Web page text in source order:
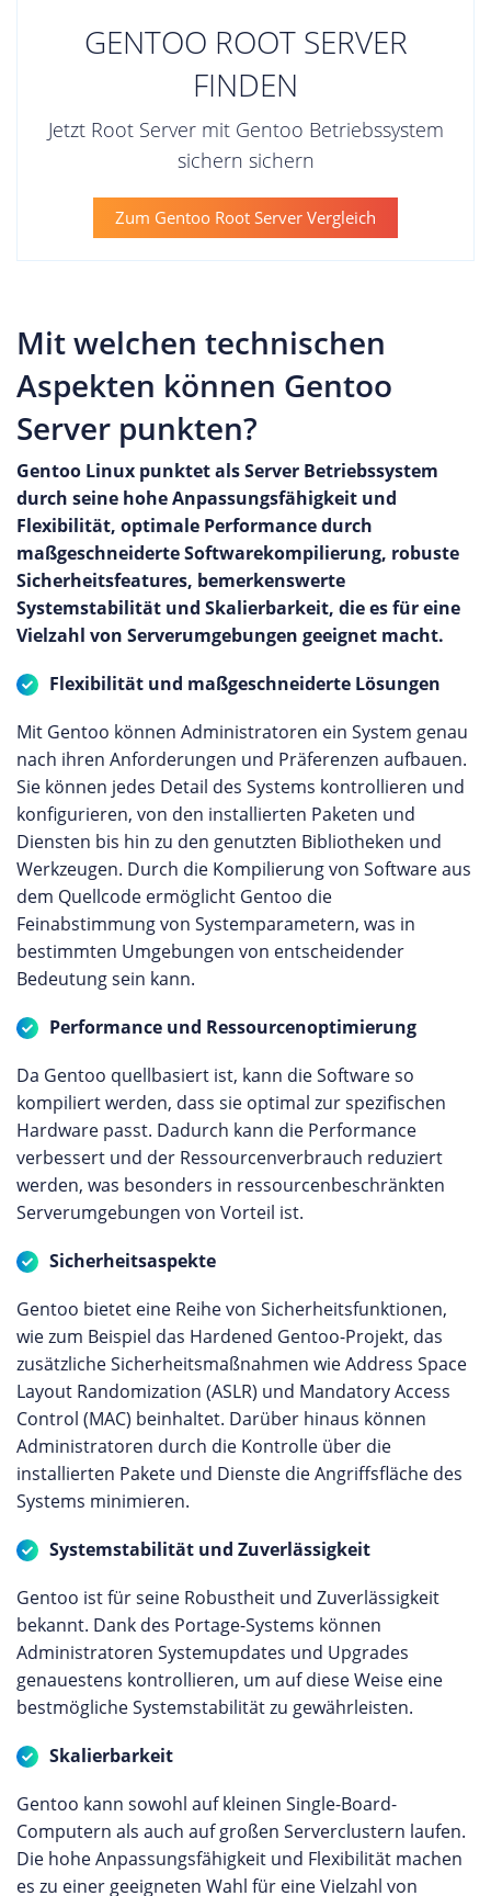
GENTOO ROOT SERVER
FINDEN
Jetzt Root Server mit Gentoo Betriebssystem
sichern sichern
Zum Gentoo Root Server Vergleich
Mit welchen technischen
Aspekten können Gentoo
Server punkten?
Gentoo Linux punktet als Server Betriebssystem
durch seine hohe Anpassungsfähigkeit und
Flexibilität, optimale Performance durch
maßgeschneiderte Softwarekompilierung, robuste
Sicherheitsfeatures, bemerkenswerte
Systemstabilität und Skalierbarkeit, die es für eine
Vielzahl von Serverumgebungen geeignet macht.
Flexibilität und maßgeschneiderte Lösungen
Mit Gentoo können Administratoren ein System genau
nach ihren Anforderungen und Präferenzen aufbauen.
Sie können jedes Detail des Systems kontrollieren und
konfigurieren, von den installierten Paketen und
Diensten bis hin zu den genutzten Bibliotheken und
Werkzeugen. Durch die Kompilierung von Software aus
dem Quellcode ermöglicht Gentoo die
Feinabstimmung von Systemparametern, was in
bestimmten Umgebungen von entscheidender
Bedeutung sein kann.
Performance und Ressourcenoptimierung
Da Gentoo quellbasiert ist, kann die Software so
kompiliert werden, dass sie optimal zur spezifischen
Hardware passt. Dadurch kann die Performance
verbessert und der Ressourcenverbrauch reduziert
werden, was besonders in ressourcenbeschränkten
Serverumgebungen von Vorteil ist.
Sicherheitsaspekte
Gentoo bietet eine Reihe von Sicherheitsfunktionen,
wie zum Beispiel das Hardened Gentoo-Projekt, das
zusätzliche Sicherheitsmaßnahmen wie Address Space
Layout Randomization (ASLR) und Mandatory Access
Control (MAC) beinhaltet. Darüber hinaus können
Administratoren durch die Kontrolle über die
installierten Pakete und Dienste die Angriffsfläche des
Systems minimieren.
Systemstabilität und Zuverlässigkeit
Gentoo ist für seine Robustheit und Zuverlässigkeit
bekannt. Dank des Portage-Systems können
Administratoren Systemupdates und Upgrades
genauestens kontrollieren, um auf diese Weise eine
bestmögliche Systemstabilität zu gewährleisten.
Skalierbarkeit
Gentoo kann sowohl auf kleinen Single-Board-
Computern als auch auf großen Serverclustern laufen.
Die hohe Anpassungsfähigkeit und Flexibilität machen
es zu einer geeigneten Wahl für eine Vielzahl von